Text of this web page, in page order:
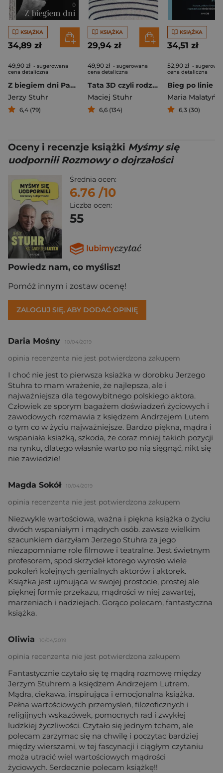
KSIĄŻKA
34,89 zł
49,90 zł - sugerowana
cena detaliczna
Z biegiem dni Pamiętnik minionego roku
Jerzy Stuhr
6,4 (79)
KSIĄŻKA
29,94 zł
49,90 zł - sugerowana
cena detaliczna
Tata 3D czyli rodzinny triathlon z przeszkodami
Maciej Stuhr
6,6 (134)
KSIĄŻKA
34,51 zł
52,90 zł -
cena detaliczna
Maria
6,3 (30)
Oceny i recenzje książki Myśmy się
uodpornili Rozmowy o dojrzałości
Średnia ocen:
6.76 /10
Liczba ocen:
55
Powiedz nam, co myślisz!
Pomóż innym i zostaw ocenę!
ZALOGUJ SIĘ, ABY DODAĆ OPINIĘ
Daria Mośny 10/04/2019
opinia recenzenta nie jest potwierdzona zakupem
I choć nie jest to pierwsza ksiażka w dorobku Jerzego
Stuhra to mam wrażenie, że najlepsza, ale i
najważniejsza dla tegowybitnego polskiego aktora.
Człowiek ze sporym bagażem doświadzeń życiowych i
zawodowych rozmawia z księdzem Andrzejem Lutem
o tym co w życiu najważniejsze. Bardzo piękna, mądra i
wspaniała ksiażką, szkoda, że coraz mniej takich pozycji
na rynku, dlatego własnie warto po nią sięgnąć, nikt się
nie zawiedzie!
Magda Sokół 10/04/2019
opinia recenzenta nie jest potwierdzona zakupem
Niezwykle wartościowa, ważna i piękna książka o życiu
dwóch wspaniałym i mądrych osób. zawsze wielkim
szacunkiem darzyłam Jerzego Stuhra za jego
niezapomniane role filmowe i teatralne. Jest świetnym
profesorem, spod skrzydeł ktorego wyrosło wiele
pokoleń kolejnych genialnych aktorów i aktorek.
Książka jest ujmująca w swojej prostocie, prostej ale
pięknej formie przekazu, mądrości w niej zawartej,
marzeniach i nadziejach. Gorąco polecam, fantastyczna
książka.
Oliwia 10/04/2019
opinia recenzenta nie jest potwierdzona zakupem
Fantastycznie czytało się tę mądrą rozmowę między
Jerzym Stuhrem a księdzem Andrzejem Lutrem.
Mądra, ciekawa, inspirująca i emocjonalna książka.
Pełna wartościowych przemysleń, filozoficznych i
religijnych wskazówek, pomocnych rad i zwykłej
ludzkiej życzliwości. Czytało się jednym tchem, ale
polecam zarzymac się na chwilę i poczytac bardziej
między wierszami, w tej fascynacji i ciągłym czytaniu
moża utracić wiel wartościowych mądrości
życiowych. Serdecznie polecam książkę!!